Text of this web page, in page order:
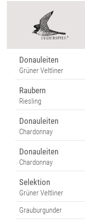
Donauleiten
Grüner Veltliner
Raubern
Riesling
Donauleiten
Chardonnay
Donauleiten
Chardonnay
Selektion
Grüner Veltliner
Grauburgunder